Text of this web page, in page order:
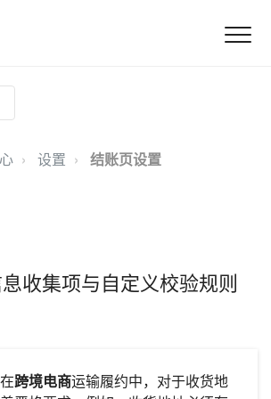
设置 结账页设置
收集项与自定义校验规则
跨境电商运输履约中，对于收货地